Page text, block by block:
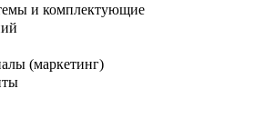
и комплектующие
(маркетинг)